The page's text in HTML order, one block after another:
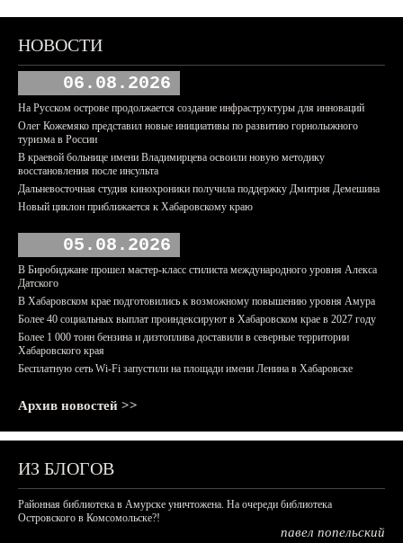
НОВОСТИ
06.08.2026
На Русском острове продолжается создание инфраструктуры для инноваций
Олег Кожемяко представил новые инициативы по развитию горнолыжного
туризма в России
В краевой больнице имени Владимирцева освоили новую методику
восстановления после инсульта
Дальневосточная студия кинохроники получила поддержку Дмитрия Демешина
Новый циклон приближается к Хабаровскому краю
05.08.2026
В Биробиджане прошел мастер-класс стилиста международного уровня Алекса
Датского
В Хабаровском крае подготовились к возможному повышению уровня Амура
Более 40 социальных выплат проиндексируют в Хабаровском крае в 2027 году
Более 1 000 тонн бензина и дизтоплива доставили в северные территории
Хабаровского края
Бесплатную сеть Wi-Fi запустили на площади имени Ленина в Хабаровске
Архив новостей >>
ИЗ БЛОГОВ
Районная библиотека в Амурске уничтожена. На очереди библиотека
Островского в Комсомольске?!
павел попельский